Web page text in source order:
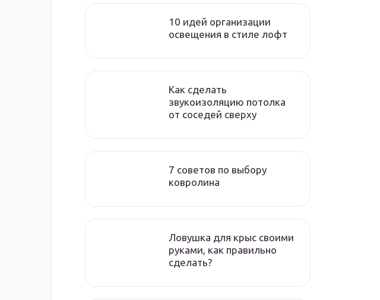
10 идей организации
освещения в стиле лофт
Как сделать
звукоизоляцию потолка
от соседей сверху
7 советов по выбору
ковролина
Ловушка для крыс своими
руками, как правильно
сделать?